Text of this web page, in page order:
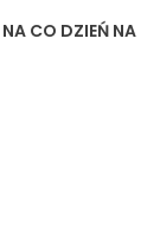
NA CO DZIEŃ NA